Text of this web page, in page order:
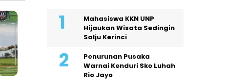
Mahasiswa KKN UNP
Hijaukan Wisata Sedingin
Salju Kerinci
Penurunan Pusaka
Warnai Kenduri Sko Luhah
Rio Jayo